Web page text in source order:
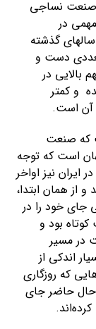
نساجی
در
گذشته
دست و
بالایی در
و کمتر
آن است.
که صنعت
است که توجه
نیز اواخر
و از همان ابتدا،
جای خود را در
کوتاه بود و
در مسیر
اندکی از
که روزگاری
حال حاضر جای